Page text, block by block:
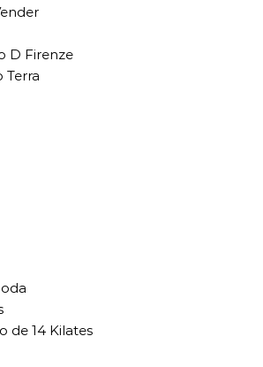
D Firenze
Terra
de 14 Kilates